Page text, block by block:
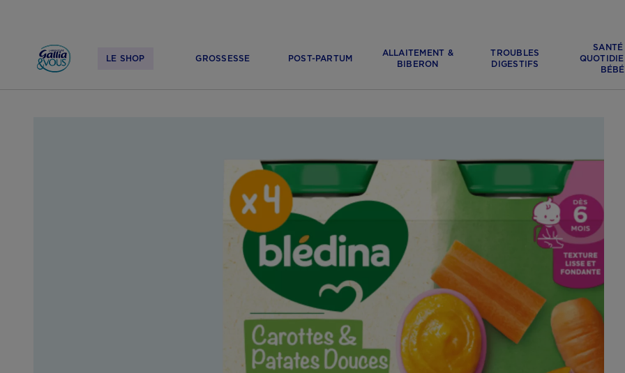
LE SHOP GROSSESSE POST-PARTUM
ALLAITEMENT &
BIBERON
TROUBLES
DIGESTIFS
SANTÉ
BÉBÉ
LE SHOP